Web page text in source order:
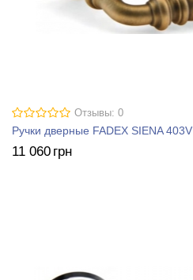
Отзывы: 0
Ручки дверные FADEX SIENA 403V
11 060 грн